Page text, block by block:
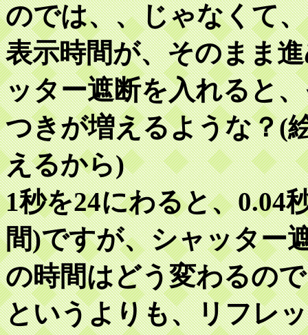
のでは、、じゃなくて
表示時間が、そのまま
ッター遮断を入れると
つきが増えるような？(
えるから)
1秒を24にわると、0.04
間)ですが、シャッター
の時間はどう変わるの
というよりも、リフレ